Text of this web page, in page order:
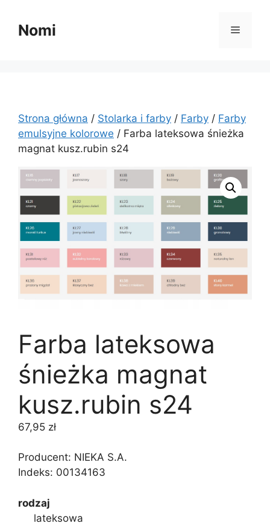
treściNomi Menu
Strona główna / Stolarka i farby / Farby / Farby
emulsyjne kolorowe / Farba lateksowa śnieżka
magnat kusz.rubin s24
Farba lateksowa
śnieżka magnat
kusz.rubin s24
67,95 zł
Producent: NIEKA S.A.
Indeks: 00134163
rodzaj
lateksowa